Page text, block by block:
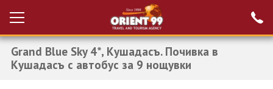
Вход за агенти
Проверка на
Grand Blue Sky 4*, Кушадасъ. Почивка в
Кушадасъ с автобус за 9 нощувки